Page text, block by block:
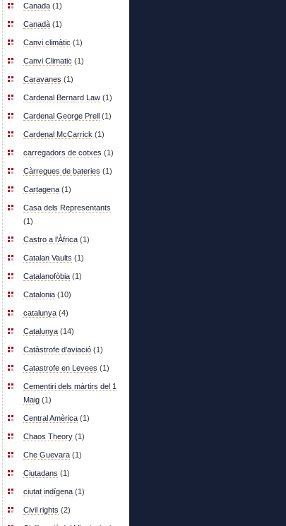
Canada (1)
Canadà (1)
Canvi climàtic (1)
Canvi Climatic (1)
Caravanes (1)
Cardenal Bernard Law (1)
Cardenal George Prell (1)
Cardenal McCarrick (1)
carregadors de cotxes (1)
Càrregues de bateries (1)
Cartagena (1)
Casa dels Representants
(1)
Castro a l’Àfrica (1)
Catalan Vaults (1)
Catalanofòbia (1)
Catalonia (10)
catalunya (4)
Catalunya (14)
Catàstrofe d’aviació (1)
Catastrofe en Levees (1)
Cementiri dels màrtirs del 1
Maig (1)
Central Amèrica (1)
Chaos Theory (1)
Che Guevara (1)
Ciutadans (1)
ciutat indígena (1)
Civil rights (2)